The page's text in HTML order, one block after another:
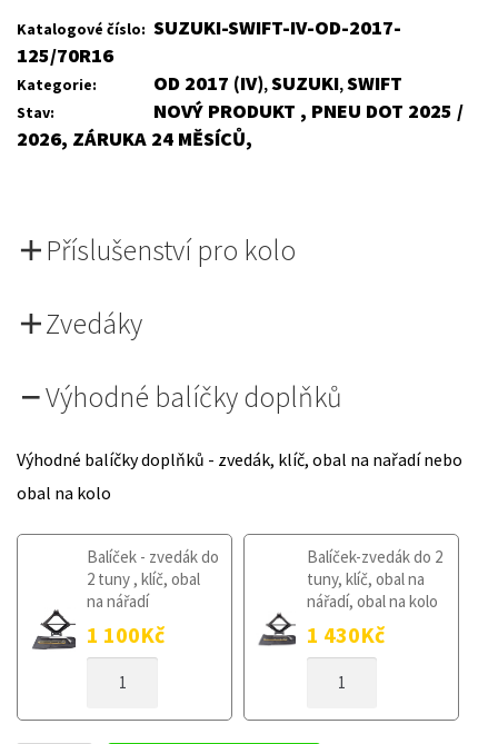
4
663Kč.
3
Katalogové číslo: SUZUKI-SWIFT-IV-OD-2017-
125/70R16
Kategorie: OD 2017 (IV),SUZUKI,SWIFT
Stav:
NOVÝ PRODUKT , PNEU DOT 2025 /
2026, ZÁRUKA 24 MĚSÍCŮ,
Příslušenství pro kolo
Zvedáky
Výhodné balíčky doplňků
Výhodné balíčky doplňků - zvedák, klíč, obal na nařadí nebo
obal na kolo
Balíček - zvedák do
2 tuny , klíč, obal
na nářadí
1 100Kč
KOLO
Balíček-zvedák do 2
tuny, klíč, obal na
nářadí, obal na kolo
1 430Kč
KOLO